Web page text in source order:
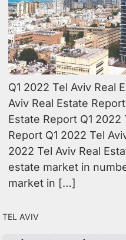
Q1 2022 Tel Aviv Real
Aviv Real Estate
Estate Report Q1 2022
Report Q1 2022 Tel
2022 Tel Aviv Real
estate market in
market in […]
tel aviv